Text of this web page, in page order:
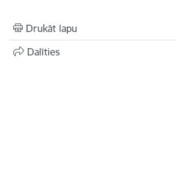
Drukāt lapu
Dalīties